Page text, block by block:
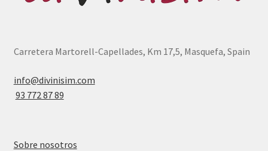
Carretera Martorell-Capellades, Km 17,5, Masquefa, Spain
info@divinisim.com
93 772 87 89
Sobre nosotros